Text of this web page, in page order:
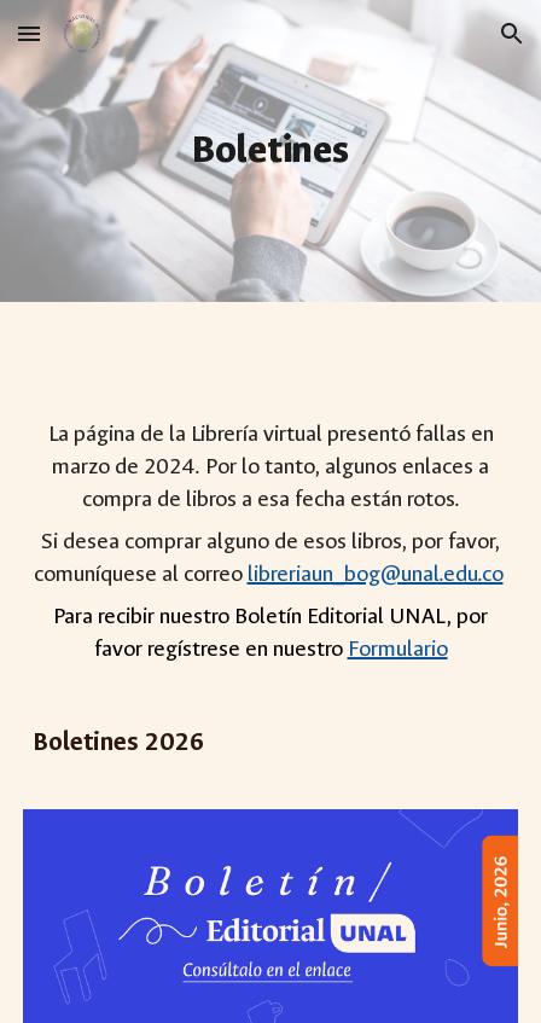
Skip to main content Skip to navigation
Boletines
La página de la Librería virtual presentó fallas en
marzo de 2024. Por lo tanto, algunos enlaces a
compra de libros a esa fecha están rotos.
Si desea comprar alguno de esos libros, por favor,
comuníquese al correo libreriaun_bog@unal.edu.co
Para recibir nuestro Boletín Editorial UNAL, por
favor regístrese en nuestro Formulario
Boletines 2026